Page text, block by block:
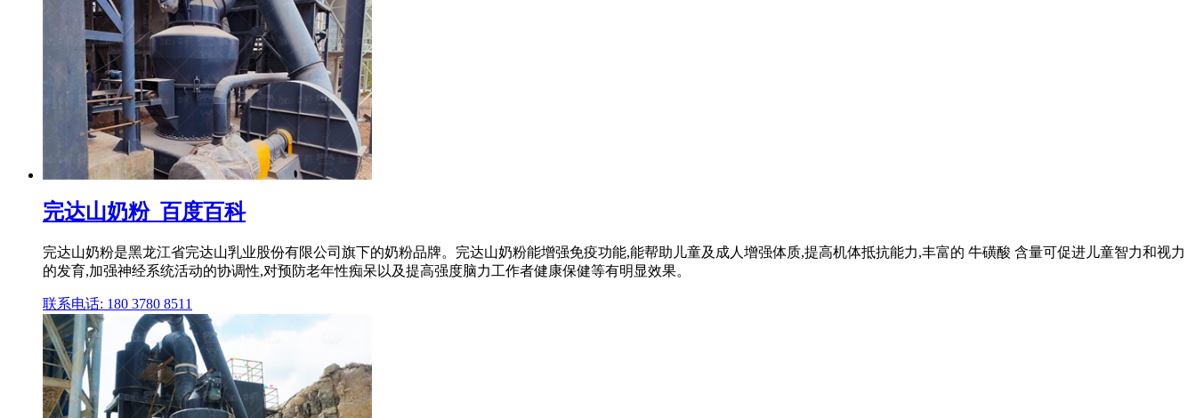
完达山奶粉_百度百科
完达山奶粉是黑龙江省完达山乳业股份有限公司旗下的奶粉品牌。完达山奶粉能增强免疫功能,能帮助儿童及成人增强体质,提高机体抵抗能力,丰富的 牛磺酸 含量可促进儿童智力和视力
的发育,加强神经系统活动的协调性,对预防老年性痴呆以及提高强度脑力工作者健康保健等有明显效果。
联系电话: 180 3780 8511